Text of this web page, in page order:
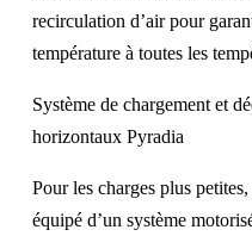
recirculation d’air pour
température à toutes les
Système de chargement et
horizontaux Pyradia
Pour les charges plus
équipé d’un système